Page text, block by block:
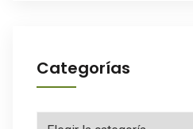
Categorías